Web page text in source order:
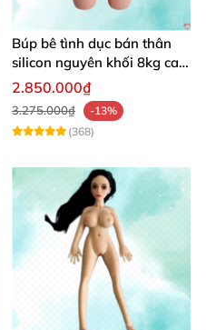
Búp bê tình dục bán thân
silicon nguyên khối 8kg cao
cấp mô phỏng người thật
2.850.000₫
3.275.000₫
-13%
(368)